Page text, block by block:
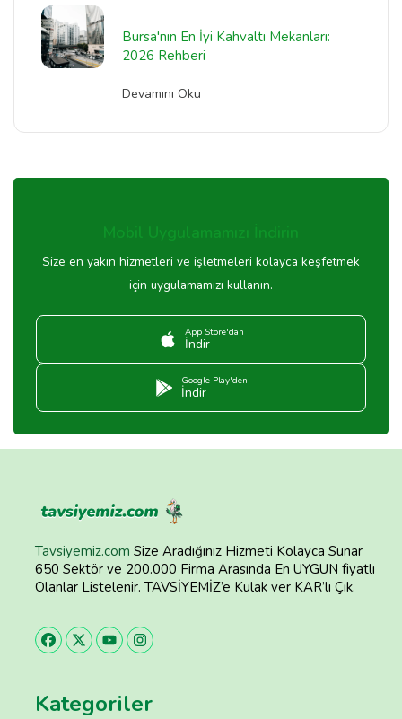
Bursa'nın En İyi Kahvaltı Mekanları:
2026 Rehberi
Devamını Oku
Mobil Uygulamamızı İndirin
Size en yakın hizmetleri ve işletmeleri kolayca keşfetmek
için uygulamamızı kullanın.
App Store'dan
İndir
Google Play'den
İndir
Tavsiyemiz.com Size Aradığınız Hizmeti Kolayca Sunar
650 Sektör ve 200.000 Firma Arasında En UYGUN fiyatlı
Olanlar Listelenir. TAVSİYEMİZ’e Kulak ver KAR’lı Çık.
Kategoriler